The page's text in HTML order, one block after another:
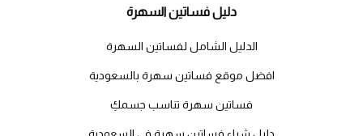
دليل فساتين السهرة
الدليل الشامل لفساتين السهرة
افضل موقع فساتين سهرة بالسعودية
فساتين سهرة تناسب جسمكِ
دليل شراء فساتين سهرة في السعودية